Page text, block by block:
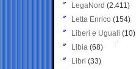
LegaNord (2.411)
Letta Enrico (154)
Liberi e Uguali (10)
Libia (68)
Libri (33)